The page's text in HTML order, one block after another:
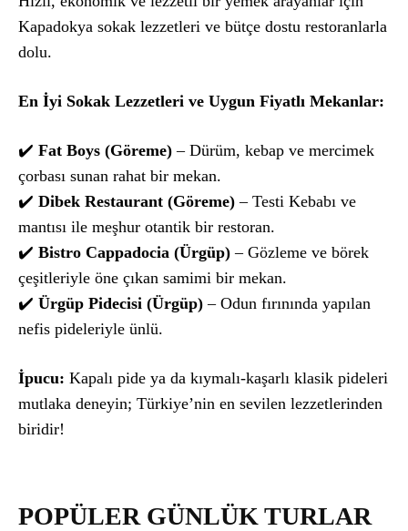
Kapadokya sokak lezzetleri ve bütçe dostu restoranlarla
dolu.
En İyi Sokak Lezzetleri ve Uygun Fiyatlı Mekanlar:
✔️ Fat Boys (Göreme) – Dürüm, kebap ve mercimek
çorbası sunan rahat bir mekan.
✔️ Dibek Restaurant (Göreme) – Testi Kebabı ve
mantısı ile meşhur otantik bir restoran.
✔️ Bistro Cappadocia (Ürgüp) – Gözleme ve börek
çeşitleriyle öne çıkan samimi bir mekan.
✔️ Ürgüp Pidecisi (Ürgüp) – Odun fırınında yapılan
nefis pideleriyle ünlü.
İpucu: Kapalı pide ya da kıymalı-kaşarlı klasik pideleri
mutlaka deneyin; Türkiye’nin en sevilen lezzetlerinden
biridir!
POPÜLER GÜNLÜK TURLAR